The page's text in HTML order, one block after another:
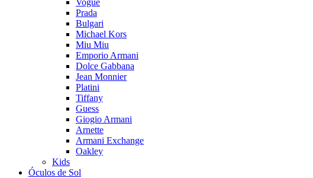
Vogue
Prada
Bulgari
Michael Kors
Miu Miu
Emporio Armani
Dolce Gabbana
Jean Monnier
Platini
Tiffany
Guess
Giogio Armani
Arnette
Armani Exchange
Oakley
Kids
Óculos de Sol